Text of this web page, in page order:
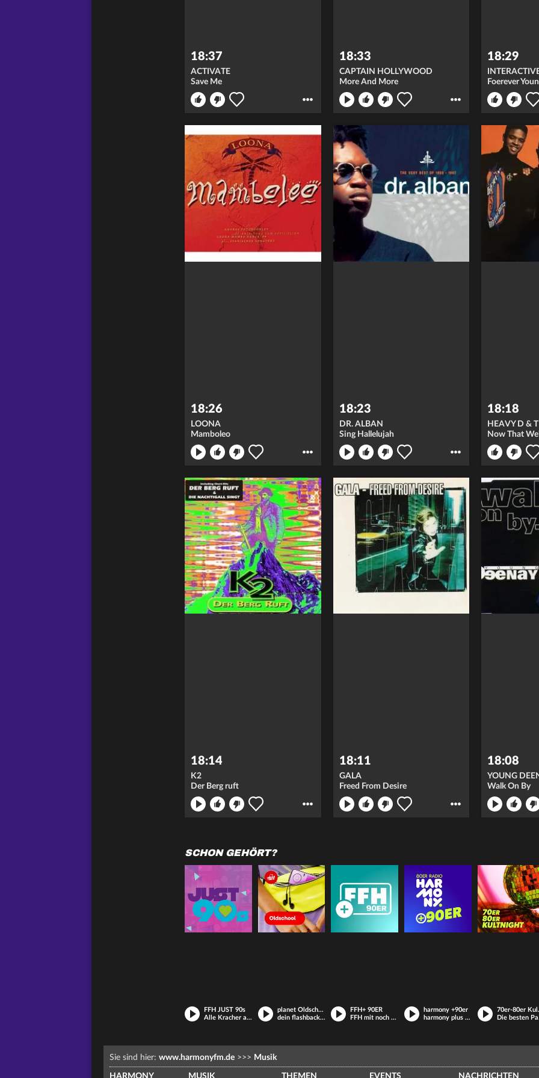
18:37
ACTIVATE
Save Me
18:33
CAPTAIN HOLLYWOOD
More And More
18:29
Foerever
18:26
LOONA
Mamboleo
18:23
DR. ALBAN
Sing Hallelujah
18:18
HEAVY D &
Now That
18:14
K2
Der Berg ruft
18:11
GALA
Freed From Desire
18:08
YOUNG
Walk On By
SCHON GEHÖRT?
FFH JUST 90s
Alle Kracher aus den 90ern
planet Oldschool
dein flashback in die coolen sounds der 90er und 2000er
FFH+ 90ER
FFH mit noch mehr Hits aus den 90ern
harmony +90er
harmony plus 90er
Die
Sie sind hier: www.harmonyfm.de >>> Musik